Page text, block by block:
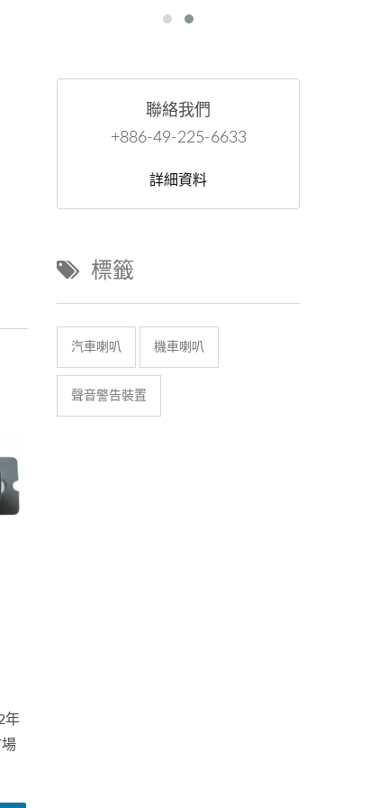
年
聯絡我們
+886-49-225-6633
詳細資料
標籤
汽車喇叭 機車喇叭
聲音警告裝置